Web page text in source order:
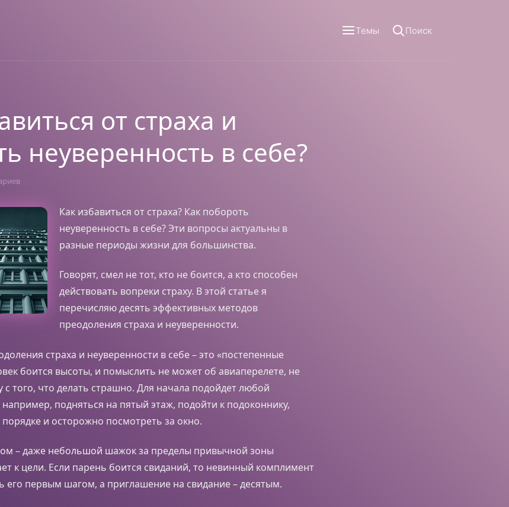
Темы Поиск
от страха и
неуверенность в себе?
Как избавиться от страха? Как побороть
неуверенность в себе? Эти вопросы актуальны в
разные периоды жизни для большинства.
Говорят, смел не тот, кто не боится, а кто способен
действовать вопреки страху. В этой статье я
перечисляю десять эффективных методов
преодоления страха и неуверенности.
страха и неуверенности в себе – это «постепенные
боится высоты, и помыслить не может об авиаперелете, не
с того, что делать страшно. Для начала подойдет любой
подняться на пятый этаж, подойти к подоконнику,
порядке и осторожно посмотреть за окно.
– даже небольшой шажок за пределы привычной зоны
к цели. Если парень боится свиданий, то невинный комплимент
его первым шагом, а приглашение на свидание – десятым.